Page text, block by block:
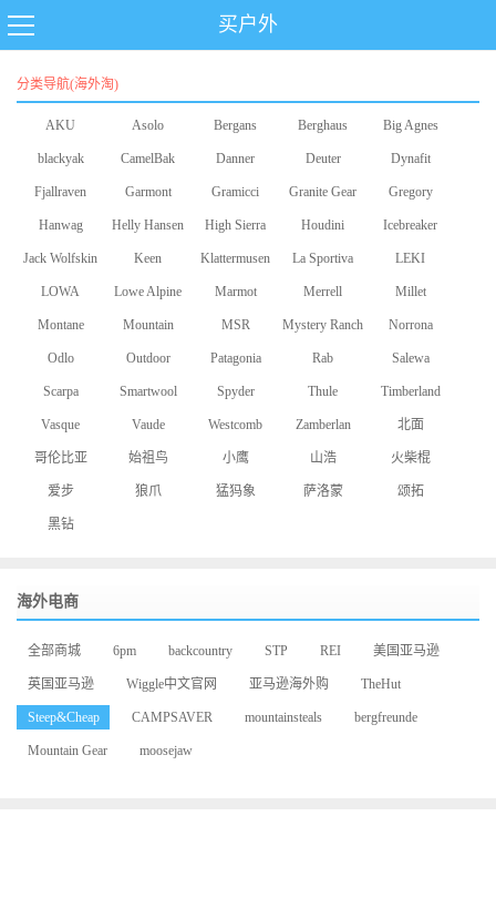
买户外
分类导航(海外淘)
AKU Asolo Bergans Berghaus Big Agnes
blackyak CamelBak Danner Deuter Dynafit
Fjallraven Garmont Gramicci Granite Gear Gregory
Hanwag Helly Hansen High Sierra Houdini Icebreaker
Jack Wolfskin Keen Klattermusen La Sportiva LEKI
LOWA Lowe Alpine Marmot Merrell Millet
Montane Mountain
Equipment
MSR Mystery Ranch Norrona
Odlo Outdoor
Research
Patagonia Rab Salewa
Scarpa Smartwool Spyder Thule Timberland
Vasque Vaude Westcomb Zamberlan 北面
哥伦比亚 始祖鸟 小鹰 山浩 火柴棍
爱步 狼爪 猛犸象 萨洛蒙 颂拓
黑钻
海外电商
全部商城 6pm backcountry STP REI 美国亚马逊
英国亚马逊 Wiggle中文官网 亚马逊海外购 TheHut
Steep&Cheap CAMPSAVER mountainsteals bergfreunde
Mountain Gear moosejaw